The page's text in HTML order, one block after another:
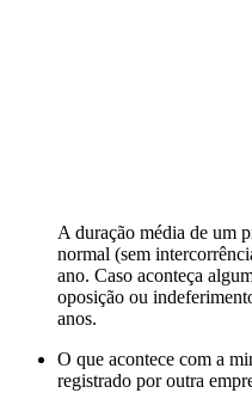
A duração média de um
normal (sem
ano. Caso aconteça
oposição ou
anos.
O que acontece com a
registrado por outra